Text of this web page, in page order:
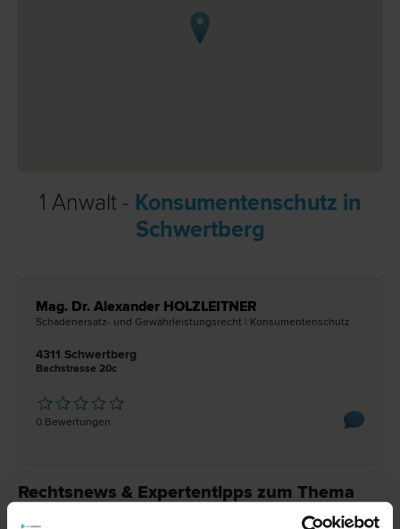
1 Anwalt - Konsumentenschutz in
Schwertberg
Mag. Dr. Alexander HOLZLEITNER
Schadenersatz- und Gewährleistungs­recht | Konsumentenschutz
4311 Schwertberg
Bachstrasse 20c
0 Bewertungen
Rechtsnews & Expertentipps zum Thema